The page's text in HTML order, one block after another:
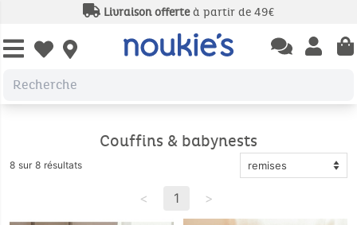
Livraison offerteà partir de 49€
Open wishlist Open
Open
Couffins & babynests
8 sur 8 résultats
< 1 >